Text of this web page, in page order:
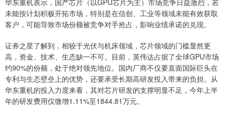
未能按计划积极开拓市场，特别是在信创、工业等领域未能有效获取
客户，可能导致市场份额被竞争对手抢占，影响业绩承诺的兑现。
证券之星了解到，相较于光伏与机床领域，芯片领域的门槛显然更
高，资金、技术、生态缺一不可。目前，英伟达占据了全球GPU市场
约90%的份额，处于绝对领先地位。国内厂商不仅要直面国际巨头在
专利与生态壁垒上的优势，还要承受长期高研发投入带来的负担。从
华东重机的投入力度来看，其对芯片研发的支撑明显不足，今年上半
年的研发费用仅微增1.11%至1844.81万元。